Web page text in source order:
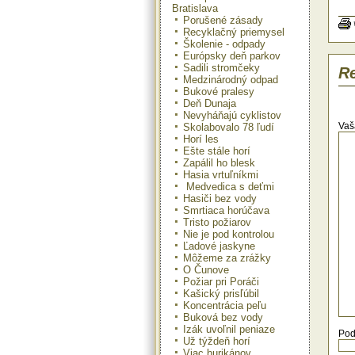
Bratislava
Porušené zásady
Recyklačný priemysel
Školenie - odpady
Európsky deň parkov
Sadili stromčeky
Medzinárodný odpad
Bukové pralesy
Deň Dunaja
Nevyháňajú cyklistov
Skolabovalo 78 ľudí
Horí les
Ešte stále horí
Zapálil ho blesk
Hasia vrtuľníkmi
Medvedica s deťmi
Hasiči bez vody
Smrtiaca horúčava
Tristo požiarov
Nie je pod kontrolou
Ľadové jaskyne
Môžeme za zrážky
O Čunove
Požiar pri Poráči
Kašický prisľúbil
Koncentrácia peľu
Buková bez vody
Izák uvoľnil peniaze
Už týždeň horí
v
V